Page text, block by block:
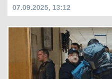
07.09.2025, 13:12